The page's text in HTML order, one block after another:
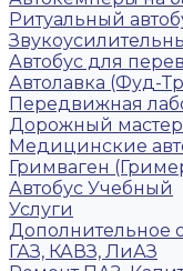
Ритуальный
Автобус для
Автолавка (Фуд-
Передвижная
Дорожный мастер
Медицинские
Гримваген
Автобус Учебный
Услуги
Дополнительное
ГАЗ, КАВЗ, ЛиАЗ